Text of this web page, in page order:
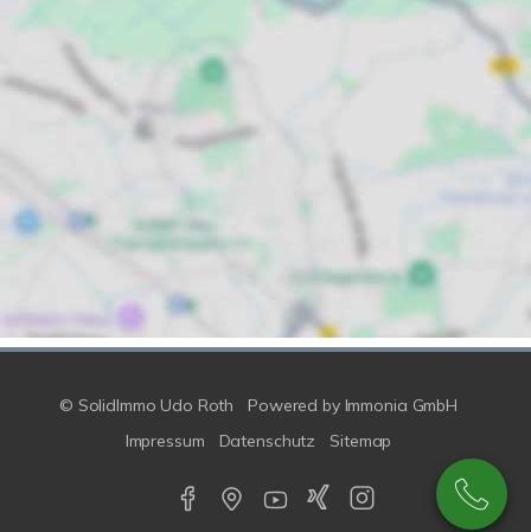
© SolidImmo Udo Roth Powered by Immonia GmbH
Impressum
Datenschutz Sitemap